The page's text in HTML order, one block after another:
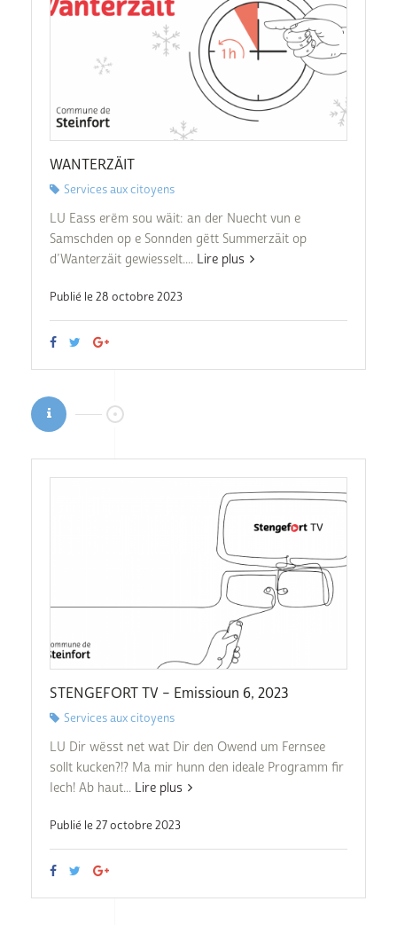
WANTERZÄIT
Services aux citoyens
LU Eass erëm sou wäit: an der Nuecht vun e
Samschden op e Sonnden gëtt Summerzäit op
d’Wanterzäit gewiesselt.... Lire plus
Publié le 28 octobre 2023
STENGEFORT TV – Emissioun 6, 2023
Services aux citoyens
LU Dir wësst net wat Dir den Owend um Fernsee
sollt kucken?!? Ma mir hunn den ideale Programm fir
Iech! Ab haut... Lire plus
Publié le 27 octobre 2023